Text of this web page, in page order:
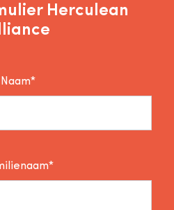
Herculean
Naam*